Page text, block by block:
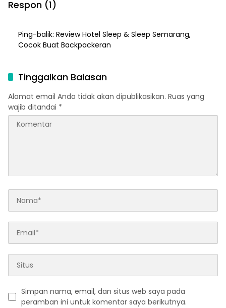
Respon (1)
Ping-balik: Review Hotel Sleep & Sleep Semarang,
Cocok Buat Backpackeran
Tinggalkan Balasan
Alamat email Anda tidak akan dipublikasikan. Ruas yang
wajib ditandai *
Simpan nama, email, dan situs web saya pada
peramban ini untuk komentar saya berikutnya.